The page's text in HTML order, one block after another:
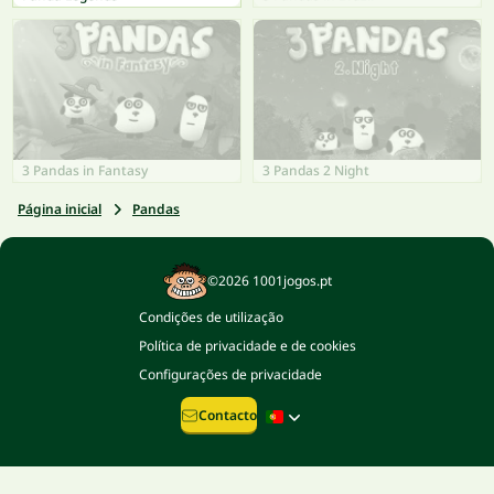
3 Pandas in Fantasy 3 Pandas 2 Night
Página inicial Pandas
©2026 1001jogos.pt
Condições de utilização
Política de privacidade e de cookies
Configurações de privacidade
Contacto